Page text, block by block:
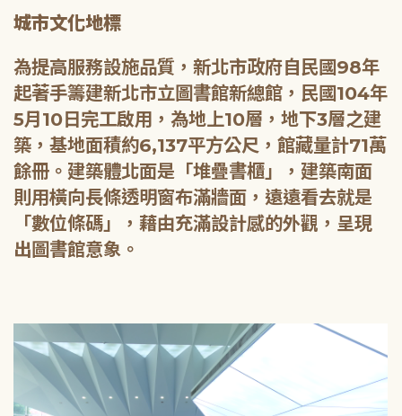
城市文化地標
為提高服務設施品質，新北市政府自民國98年
起著手籌建新北市立圖書館新總館，民國104年
5月10日完工啟用，為地上10層，地下3層之建
築，基地面積約6,137平方公尺，館藏量計71萬
餘冊。建築體北面是「堆疊書櫃」，建築南面
則用橫向長條透明窗布滿牆面，遠遠看去就是
「數位條碼」，藉由充滿設計感的外觀，呈現
出圖書館意象。